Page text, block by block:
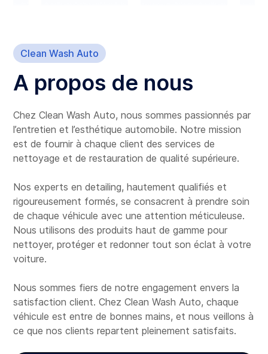
Clean Wash Auto
A propos de nous
Chez Clean Wash Auto, nous sommes passionnés par
l’entretien et l’esthétique automobile. Notre mission
est de fournir à chaque client des services de
nettoyage et de restauration de qualité supérieure.
Nos experts en detailing, hautement qualifiés et
rigoureusement formés, se consacrent à prendre soin
de chaque véhicule avec une attention méticuleuse.
Nous utilisons des produits haut de gamme pour
nettoyer, protéger et redonner tout son éclat à votre
voiture.
Nous sommes fiers de notre engagement envers la
satisfaction client. Chez Clean Wash Auto, chaque
véhicule est entre de bonnes mains, et nous veillons à
ce que nos clients repartent pleinement satisfaits.